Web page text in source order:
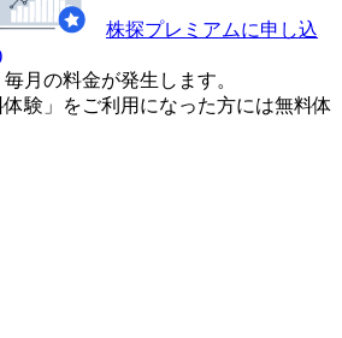
株探プレミアムに申し込
月の料金が発生します。
験」をご利用になった方には無料体